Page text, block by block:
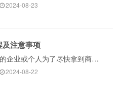
2024-08-23
注意事项
越来越多的企业或个人为了尽快拿到商标而选择通过商标转让来“购买”商标。但商标转让也是有风险的，特别是对受让方来说。那么，如何规避风险?下面构卓企服···
2024-08-22